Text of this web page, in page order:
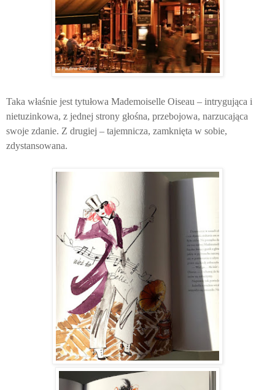
Taka właśnie jest tytułowa Mademoiselle Oiseau – intrygująca i
nietuzinkowa, z jednej strony głośna, przebojowa, narzucająca
swoje zdanie. Z drugiej – tajemnicza, zamknięta w sobie,
zdystansowana.